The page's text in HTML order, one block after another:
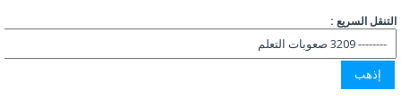
التنقل السريع :